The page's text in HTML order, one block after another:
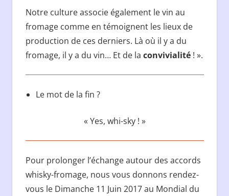
Notre culture associe également le vin au
fromage comme en témoignent les lieux de
production de ces derniers. Là où il y a du
fromage, il y a du vin… Et de la convivialité! ».
Le mot de la fin ?
« Yes, whi-sky ! »
Pour prolonger l’échange autour des accords
whisky-fromage, nous vous donnons rendez-
vous le Dimanche 11 Juin 2017 au Mondial du